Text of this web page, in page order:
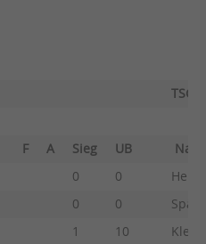
TSG
F A Sieg UB
0 0
0 0
1 10